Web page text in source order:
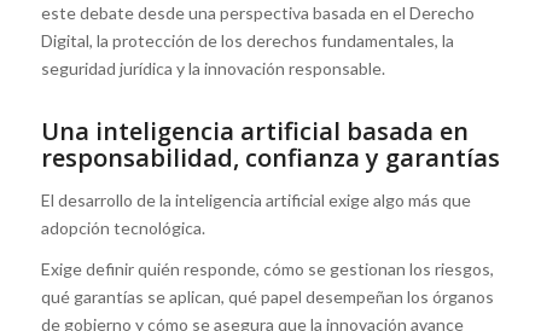
este debate desde una perspectiva basada en el Derecho
Digital, la protección de los derechos fundamentales, la
seguridad jurídica y la innovación responsable.
Una inteligencia artificial basada en
responsabilidad, confianza y garantías
El desarrollo de la inteligencia artificial exige algo más que
adopción tecnológica.
Exige definir quién responde, cómo se gestionan los riesgos,
qué garantías se aplican, qué papel desempeñan los órganos
de gobierno y cómo se asegura que la innovación avance